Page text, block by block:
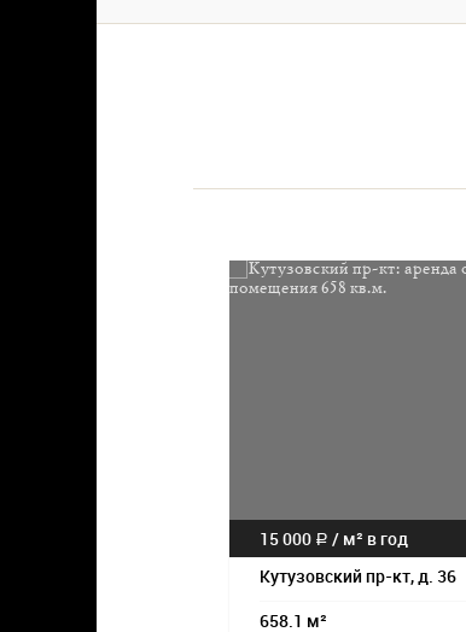
15 000 a / м² в год
Кутузовский пр-кт, д. 36
658.1 м²